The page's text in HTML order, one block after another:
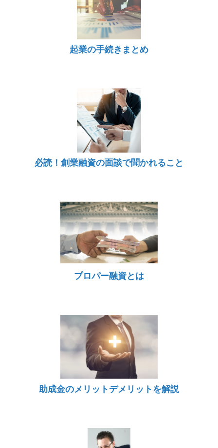
起業の手続きまとめ
必読！創業融資の面談で聞かれること
プロパー融資とは
助成金のメリットデメリットを解説